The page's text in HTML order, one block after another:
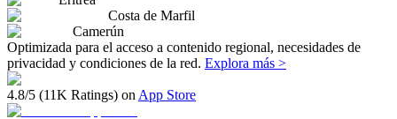
Costa de Marfil
Camerún
Optimizada para el acceso a contenido regional, necesidades de
privacidad y condiciones de la red. Explora más >
4.8/5 (11K Ratings) on App Store